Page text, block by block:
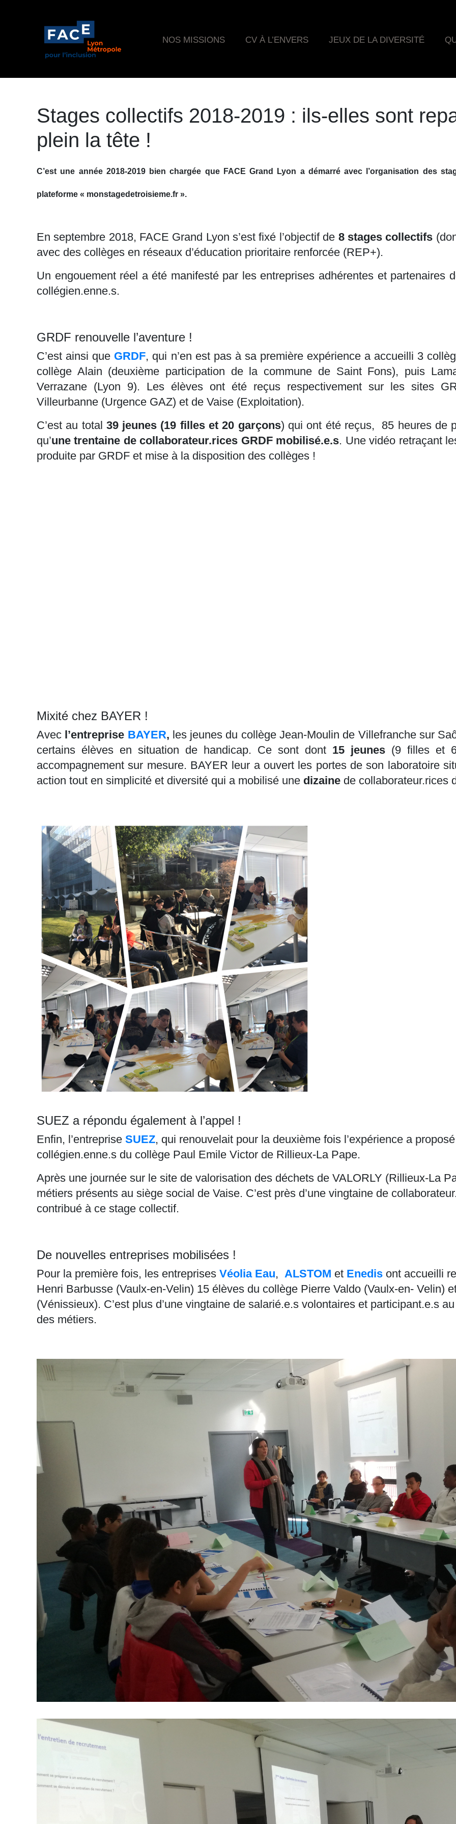
NOS MISSIONS CV À L’ENVERS JEUX DE LA DIVERSITÉ
Stages collectifs 2018-2019 : ils-elles sont
plein la tête !
C’est une année 2018-2019 bien chargée que FACE Grand Lyon a démarré avec l’organisation des
plateforme « monstagedetroisieme.fr ».
En septembre 2018, FACE Grand Lyon s’est fixé l’objectif de 8 stages collectifs
avec des collèges en réseaux d’éducation prioritaire renforcée (REP+).
Un engouement réel a été manifesté par les entreprises adhérentes et partenaires
collégien.enne.s.
GRDF renouvelle l’aventure !
C’est ainsi que GRDF, qui n’en est pas à sa première expérience a accueilli 3
collège Alain (deuxième participation de la commune de Saint Fons), puis
Verrazane (Lyon 9). Les élèves ont été reçus respectivement sur les sites
Villeurbanne (Urgence GAZ) et de Vaise (Exploitation).
C’est au total 39 jeunes (19 filles et 20 garçons) qui ont été reçus, 85 heures de
qu’une trentaine de collaborateur.rices GRDF mobilisé.e.s. Une vidéo retraçant
produite par GRDF et mise à la disposition des collèges !
Mixité chez BAYER !
Avec l’entreprise BAYER, les jeunes du collège Jean-Moulin de Villefranche sur
certains élèves en situation de handicap. Ce sont dont 15 jeunes (9 filles et
accompagnement sur mesure. BAYER leur a ouvert les portes de son laboratoire
action tout en simplicité et diversité qui a mobilisé une dizaine de collaborateur.rices
SUEZ a répondu également à l’appel !
Enfin, l’entreprise SUEZ, qui renouvelait pour la deuxième fois l’expérience a
collégien.enne.s du collège Paul Emile Victor de Rillieux-La Pape.
Après une journée sur le site de valorisation des déchets de VALORLY (Rillieux-La
métiers présents au siège social de Vaise. C’est près d’une vingtaine de
contribué à ce stage collectif.
De nouvelles entreprises mobilisées !
Pour la première fois, les entreprises Véolia Eau, ALSTOM et Enedis ont accueilli
Henri Barbusse (Vaulx-en-Velin) 15 élèves du collège Pierre Valdo (Vaulx-en- Velin)
(Vénissieux). C’est plus d’une vingtaine de salarié.e.s volontaires et participant.e.s
des métiers.